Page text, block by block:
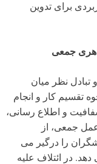
برای تدوین
جمعی
تبادل نظر میان
تقسیم کار و انجام
و اطلاع رسانی،
جمعی، از
را درگیر می
در ائتلاف علیه